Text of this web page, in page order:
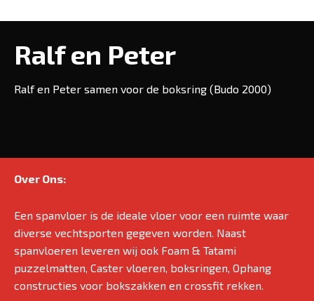
Ralf en Peter
Ralf en Peter samen voor de boksring (Budo 2000)
Over Ons:
Een spanvloer is de ideale vloer voor een ruimte waar
diverse vechtsporten gegeven worden. Naast
spanvloeren leveren wij ook Foam & Tatami
puzzelmatten, Caster vloeren, boksringen, Ophang
constructies voor bokszakken en crossfit rekken.